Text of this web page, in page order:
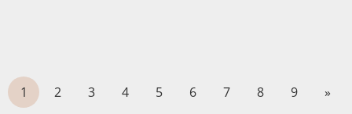
1 2 3 4 5 6 7 8 9 »